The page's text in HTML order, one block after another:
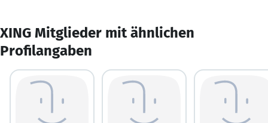
XING Mitglieder mit ähnlichen
Profilangaben